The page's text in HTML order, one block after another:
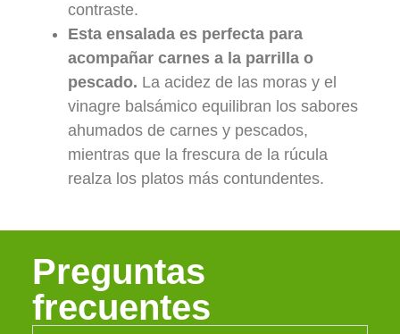
contraste.
Esta ensalada es perfecta para
acompañar carnes a la parrilla o
pescado. La acidez de las moras y el
vinagre balsámico equilibran los sabores
ahumados de carnes y pescados,
mientras que la frescura de la rúcula
realza los platos más contundentes.
Preguntas
frecuentes